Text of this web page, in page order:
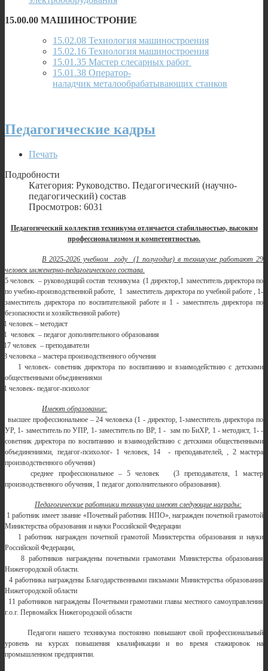
15.00.00 МАШИНОСТРОНИЕ
15.02.08 Технология машиностроения
15.02.16 Технология машиностроения
15.01.35 Мастер слесарных работ
15.01.38 Оператор-
наладчик металообрабатывающих станков
Педагогические кадры
Печать
Подробности
Категория: Руководство. Педагогический (научно-
педагогический) состав
Просмотров: 6031
Педагогический коллектив техникума отличается стабильностью, высоким
профессионализмом и компетентностью.
В 2025-2026 учебном году (1 полугодие) в техникуме работают 29
человек инженерно-педагогического состава.
5 человек – руководящий состав техникума (1 директор,1 заместитель директора по
по учебно-производственной работе, 1 заместитель директора по учебной работе , 1-
заместитель директора по воспитательной работе и 1 - заместитель директора по
безопасности и хозяйственной работе)
1 человек – методист
1 человек – педагог дополнительного образования
17 человек – преподаватели
3 человека – мастера производственного обучения
1 человек- советник директора по воспитанию и взаимодействию с детскими
общественными объединениями
1 человек- педагог-психолог
Имеют образование:
высшее профессиональное – 24 человека (1 - директор, 1-заместитель директора по
УР, 1- заместитель по УПР, 1- заместитель по ВР, 1 - зам по БиХР, 1 - методист, 1- -
советник директора по воспитанию и взаимодействию с детскими общественными
объединениями, педагог-психолог- 1 человек, 14 - преподавателей, , 2 мастера
производственного обучения)
среднее профессиональное – 5 человек (3 преподавателя, 1 мастер
производственного обучения, 1 педагог дополнительного образования).
Педагогические работники техникума имеют следующие награды:
1 работник имеет звание «Почетный работник НПО», награжден почетной грамотой
Министерства образования и науки Российской Федерации
1 работник награжден почетной грамотой Министерства образования и науки
Российской Федерации,
8 работников награждены почетными грамотами Министерства образования
Нижегородской области.
4 работника награждены Благодарственными письмами Министерства образования
Нижегородской области
11 работников награждены Почетными грамотами главы местного самоуправления
г.о.г. Первомайск Нижегородской области
Педагоги нашего техникума постоянно повышают свой профессиональный
уровень на курсах повышения квалификации и во время стажировок на
промышленном предприятии.